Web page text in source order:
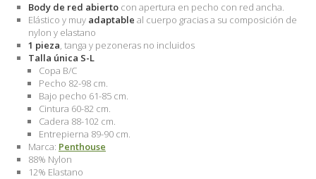
Body de red abierto con apertura en pecho con red ancha.
Elástico y muy adaptable al cuerpo gracias a su composición de
nylon y elastano
1 pieza, tanga y pezoneras no incluidos
Talla única S-L
Copa B/C
Pecho 82-98 cm.
Bajo pecho 61-85 cm.
Cintura 60-82 cm.
Cadera 88-102 cm.
Entrepierna 89-90 cm.
Marca: Penthouse
88% Nylon
12% Elastano